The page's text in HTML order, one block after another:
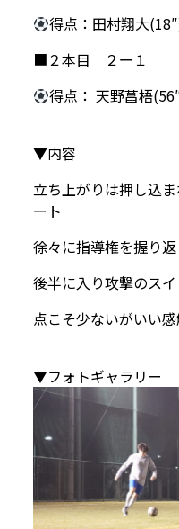
得点：田村翔大
■２本目 ２ー１
得点： 天野菖梧
▼内容
立ち上がりは押し込
ート
徐々に指導権を握り
後半に入り攻撃のス
点こそ少ないがいい感
▼フォトギャラリー